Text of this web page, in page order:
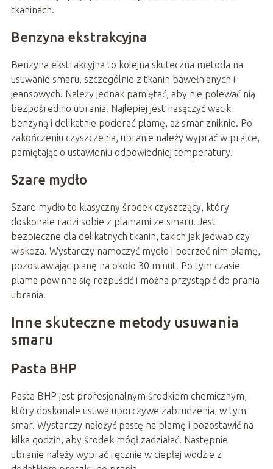
tkaninach.
Benzyna ekstrakcyjna
Benzyna ekstrakcyjna to kolejna skuteczna metoda na
usuwanie smaru, szczególnie z tkanin bawełnianych i
jeansowych. Należy jednak pamiętać, aby nie polewać nią
bezpośrednio ubrania. Najlepiej jest nasączyć wacik
benzyną i delikatnie pocierać plamę, aż smar zniknie. Po
zakończeniu czyszczenia, ubranie należy wyprać w pralce,
pamiętając o ustawieniu odpowiedniej temperatury.
Szare mydło
Szare mydło to klasyczny środek czyszczący, który
doskonale radzi sobie z plamami ze smaru. Jest
bezpieczne dla delikatnych tkanin, takich jak jedwab czy
wiskoza. Wystarczy namoczyć mydło i potrzeć nim plamę,
pozostawiając pianę na około 30 minut. Po tym czasie
plama powinna się rozpuścić i można przystąpić do prania
ubrania.
Inne skuteczne metody usuwania
smaru
Pasta BHP
Pasta BHP jest profesjonalnym środkiem chemicznym,
który doskonale usuwa uporczywe zabrudzenia, w tym
smar. Wystarczy nałożyć pastę na plamę i pozostawić na
kilka godzin, aby środek mógł zadziałać. Następnie
ubranie należy wyprać ręcznie w ciepłej wodzie z